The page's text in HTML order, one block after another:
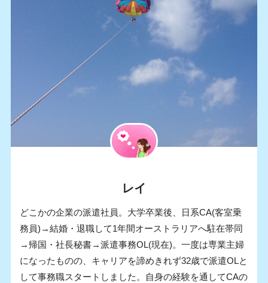
レイ
どこかの企業の派遣社員。大学卒業後、日系CA(客室乗
務員)→結婚・退職して1年間オーストラリアへ駐在帯同
→帰国・社長秘書→派遣事務OL(現在)。一度は専業主婦
になったものの、キャリアを諦めきれず32歳で派遣OLと
して事務職スタートしました。自身の経験を通してCAの